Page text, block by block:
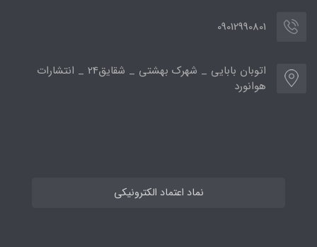
09012990801
اتوبان بابایی _ شهرک بهشتی _ شقایق24 _ انتشارات
هوانورد
نماد اعتماد الکترونیکی